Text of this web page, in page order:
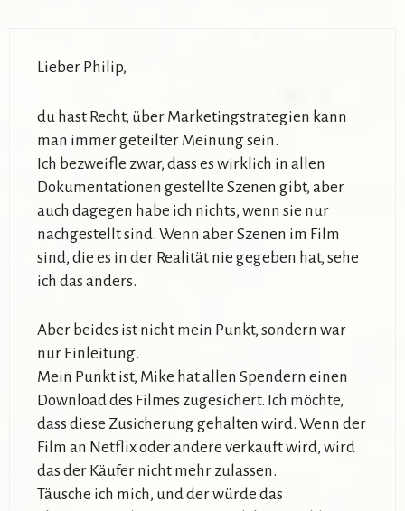
Lieber Philip,
du hast Recht, über Marketingstrategien kann
man immer geteilter Meinung sein.
Ich bezweifle zwar, dass es wirklich in allen
Dokumentationen gestellte Szenen gibt, aber
auch dagegen habe ich nichts, wenn sie nur
nachgestellt sind. Wenn aber Szenen im Film
sind, die es in der Realität nie gegeben hat, sehe
ich das anders.
Aber beides ist nicht mein Punkt, sondern war
nur Einleitung.
Mein Punkt ist, Mike hat allen Spendern einen
Download des Filmes zugesichert. Ich möchte,
dass diese Zusicherung gehalten wird. Wenn der
Film an Netflix oder andere verkauft wird, wird
das der Käufer nicht mehr zulassen.
Täusche ich mich, und der würde das